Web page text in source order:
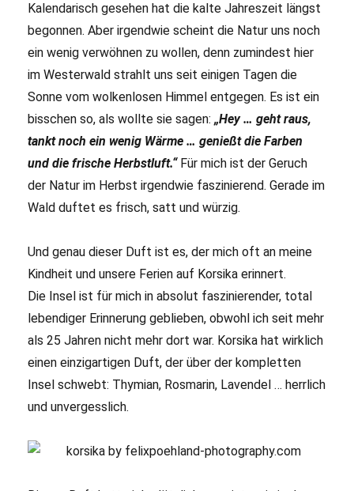
Kalendarisch gesehen hat die kalte Jahreszeit längst
begonnen. Aber irgendwie scheint die Natur uns noch
ein wenig verwöhnen zu wollen, denn zumindest hier
im Westerwald strahlt uns seit einigen Tagen die
Sonne vom wolkenlosen Himmel entgegen. Es ist ein
bisschen so, als wollte sie sagen: „Hey … geht raus,
tankt noch ein wenig Wärme … genießt die Farben
und die frische Herbstluft.“Für mich ist der Geruch
der Natur im Herbst irgendwie faszinierend. Gerade im
Wald duftet es frisch, satt und würzig.
Und genau dieser Duft ist es, der mich oft an meine
Kindheit und unsere Ferien auf Korsika erinnert.
Die Insel ist für mich in absolut faszinierender, total
lebendiger Erinnerung geblieben, obwohl ich seit mehr
als 25 Jahren nicht mehr dort war. Korsika hat wirklich
einen einzigartigen Duft, der über der kompletten
Insel schwebt: Thymian, Rosmarin, Lavendel … herrlich
und unvergesslich.